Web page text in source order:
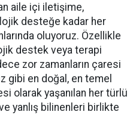
aile içi iletişime,
desteğe kadar her
oluyoruz. Özellikle
destek veya terapi
zor zamanların çaresi
gibi en doğal, en temel
olarak yaşanılan her türlü
yanlış bilinenleri birlikte